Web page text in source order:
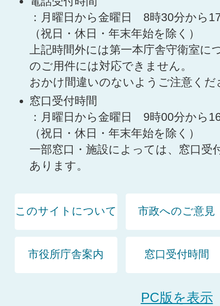
：月曜日から金曜日 8時30分から
（祝日・休日・年末年始を除く）
上記時間外には第一本庁舎守衛室に
のご用件には対応できません。
おかけ間違いのないようご注意くだ
窓口受付時間
：月曜日から金曜日 9時00分から
（祝日・休日・年末年始を除く）
一部窓口・施設によっては、窓口受
あります。
このサイトについて 市政へのご意見
市役所庁舎案内 窓口受付時間
PC版を表示